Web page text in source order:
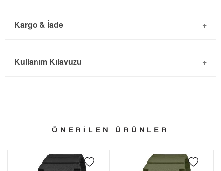
1.368,40 ₺
Kargo & İade
Türkiye'nin her yerine 2.500₺ ve üzeri alışverişlerde Yurtiçi
Kullanım Kılavuzu
ÖNERİLEN ÜRÜNLER